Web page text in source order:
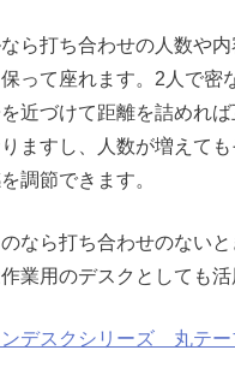
ら打ち合わせの人数や
って座れます。2人で密
近づけて距離を詰めれ
ますし、人数が増えて
調節できます。
なら打ち合わせのない
業用のデスクとしても活
ンデスクシリーズ 丸テー